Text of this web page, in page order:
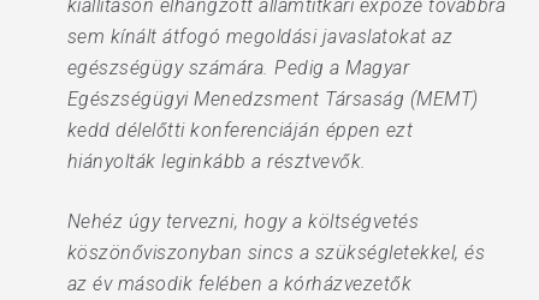
kiállításon elhangzott államtitkári expozé továbbra
sem kínált átfogó megoldási javaslatokat az
egészségügy számára. Pedig a Magyar
Egészségügyi Menedzsment Társaság (MEMT)
kedd délelőtti konferenciáján éppen ezt
hiányolták leginkább a résztvevők.
Nehéz úgy tervezni, hogy a költségvetés
köszönőviszonyban sincs a szükségletekkel, és
az év második felében a kórházvezetők